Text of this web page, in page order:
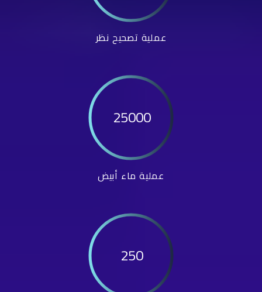
عملية تصحيح نظر
25000
عملية ماء أبيض
250